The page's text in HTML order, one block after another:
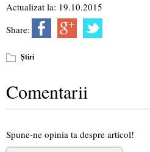
Actualizat la: 19.10.2015
Share:
Știri
Comentarii
Spune-ne opinia ta despre articol!